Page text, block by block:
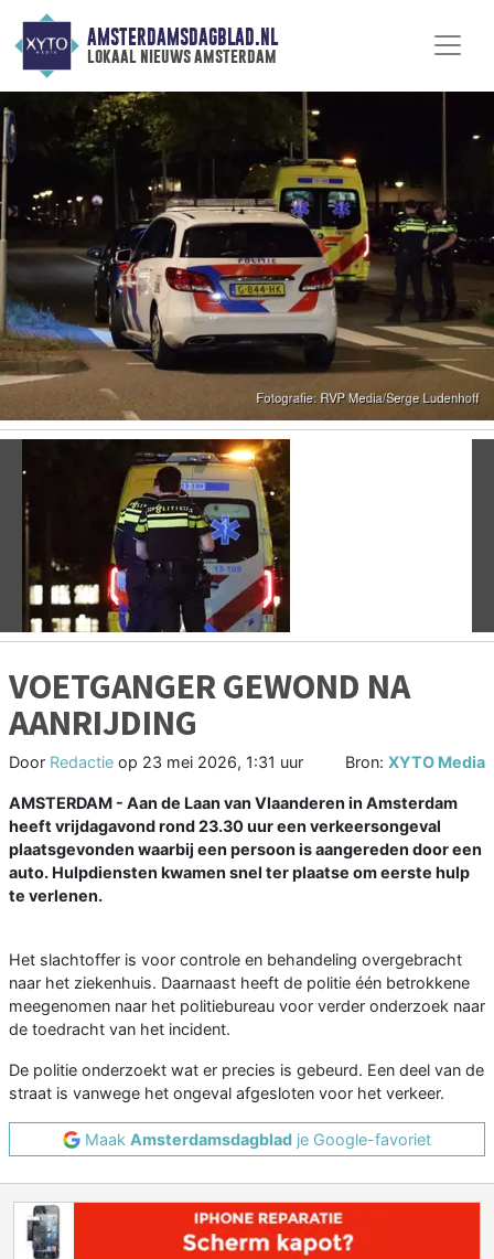
AMSTERDAMSDAGBLAD.NL
lokaal nieuws amsterdam
VOETGANGER GEWOND NA
AANRIJDING
Door Redactie op 23 mei 2026, 1:31 uur Bron: XYTO Media
AMSTERDAM - Aan de Laan van Vlaanderen in Amsterdam
heeft vrijdagavond rond 23.30 uur een verkeersongeval
plaatsgevonden waarbij een persoon is aangereden door een
auto. Hulpdiensten kwamen snel ter plaatse om eerste hulp
te verlenen.
Het slachtoffer is voor controle en behandeling overgebracht
naar het ziekenhuis. Daarnaast heeft de politie één betrokkene
meegenomen naar het politiebureau voor verder onderzoek naar
de toedracht van het incident.
De politie onderzoekt wat er precies is gebeurd. Een deel van de
straat is vanwege het ongeval afgesloten voor het verkeer.
Maak Amsterdamsdagblad je Google-favoriet